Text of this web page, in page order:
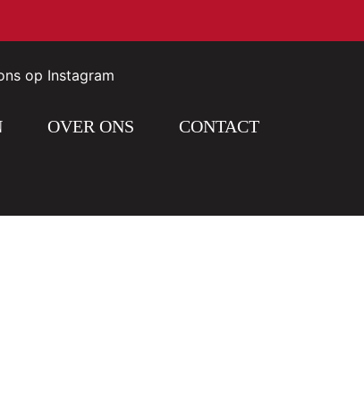
op Instagram
OVER ONS CONTACT